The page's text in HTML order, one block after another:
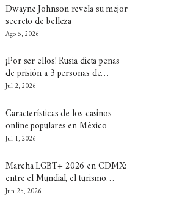
Dwayne Johnson revela su mejor
secreto de belleza
Ago 5, 2026
¡Por ser ellos! Rusia dicta penas
de prisión a 3 personas de…
Jul 2, 2026
Características de los casinos
online populares en México
Jul 1, 2026
Marcha LGBT+ 2026 en CDMX:
entre el Mundial, el turismo…
Jun 25, 2026